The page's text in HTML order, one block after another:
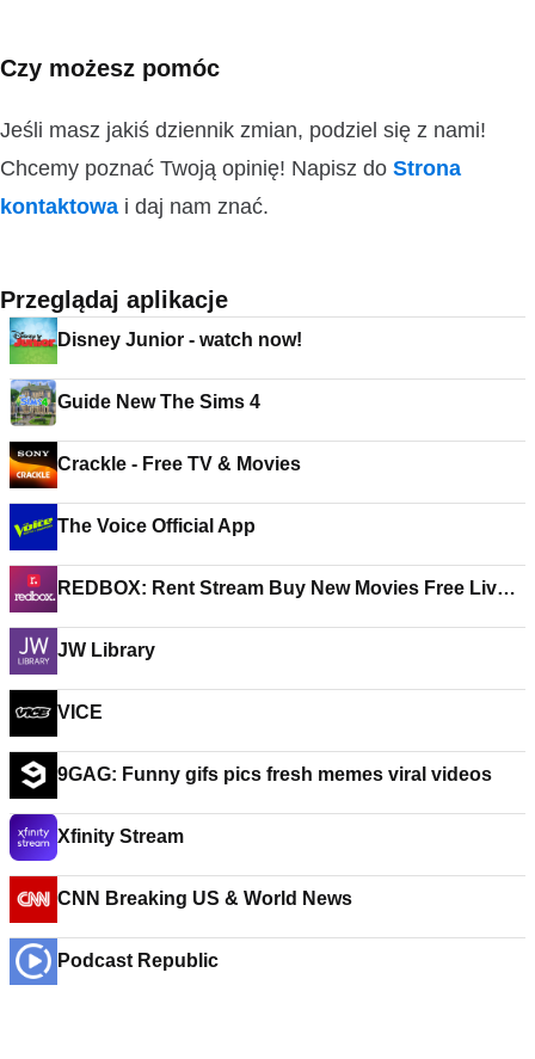
Czy możesz pomóc
Jeśli masz jakiś dziennik zmian, podziel się z nami!
Chcemy poznać Twoją opinię! Napisz do Strona
kontaktowa i daj nam znać.
Przeglądaj aplikacje
Disney Junior - watch now!
Guide New The Sims 4
Crackle - Free TV & Movies
The Voice Official App
REDBOX: Rent Stream Buy New Movies Free Live
JW Library
VICE
9GAG: Funny gifs pics fresh memes viral videos
Xfinity Stream
CNN Breaking US & World News
Podcast Republic